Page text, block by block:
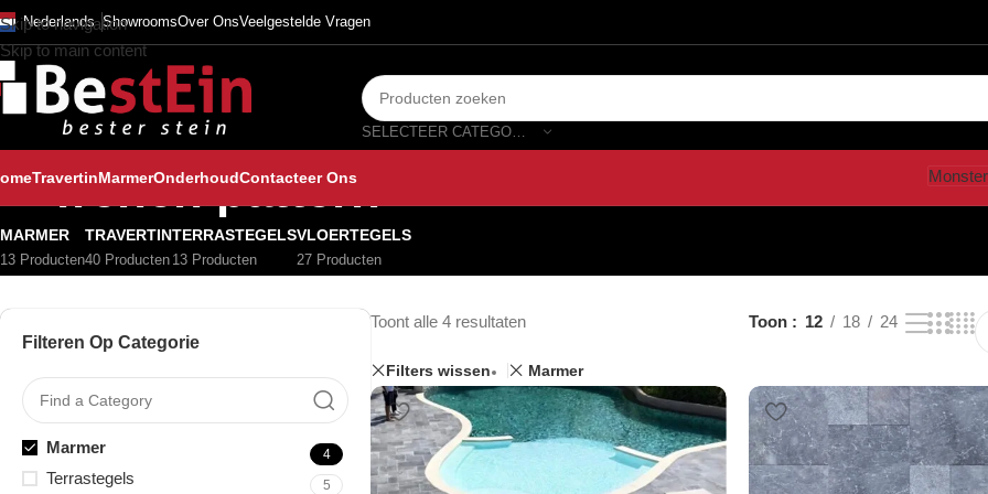
Skip to navigation
Skip to main content
Nederlands ShowroomsOver OnsVeelgestelde Vragen
TravertinMarmerOnderhoudContacteer Ons
french pattern
MARMER
13 Producten
TRAVERTIN
40 Producten
TERRASTEGELS
13 Producten
VLOERTEGELS
27 Producten
Filteren Op Categorie
Marmer 4
Terrastegels 5
Toont alle 4 resultaten Toon 12 18 24
Filters wissen Marmer